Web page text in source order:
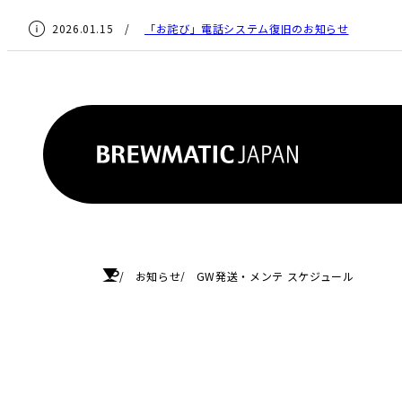
2026.01.15 / 「お詫び」電話システム復旧のお知らせ
HOMEお知らせ GW発送・メンテ スケジュール